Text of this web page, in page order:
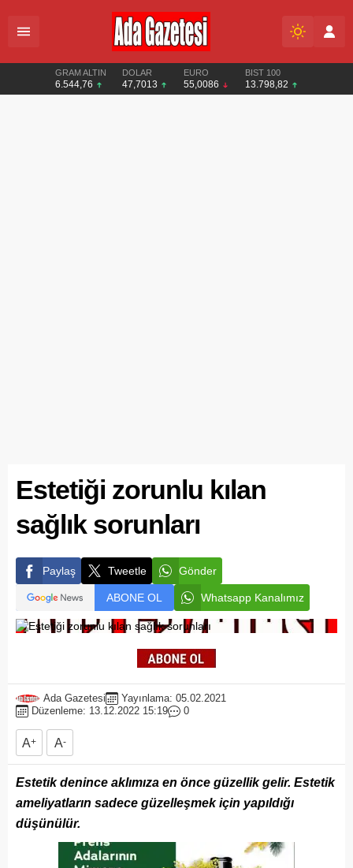
GRAM ALTIN
6.544,76
DOLAR
47,7013
EURO
55,0086
BIST 100
13.798,82
Estetiği zorunlu kılan
sağlık sorunları
Paylaş Tweetle Gönder
ABONE OL Whatsapp Kanalımız
Ada Gazetesi
Yayınlama: 05.02.2021
Düzenleme: 13.12.2022 15:19
0
A+ A-
Estetik denince aklımıza en önce güzellik gelir. Estetik
ameliyatların sadece güzelleşmek için yapıldığı
düşünülür.